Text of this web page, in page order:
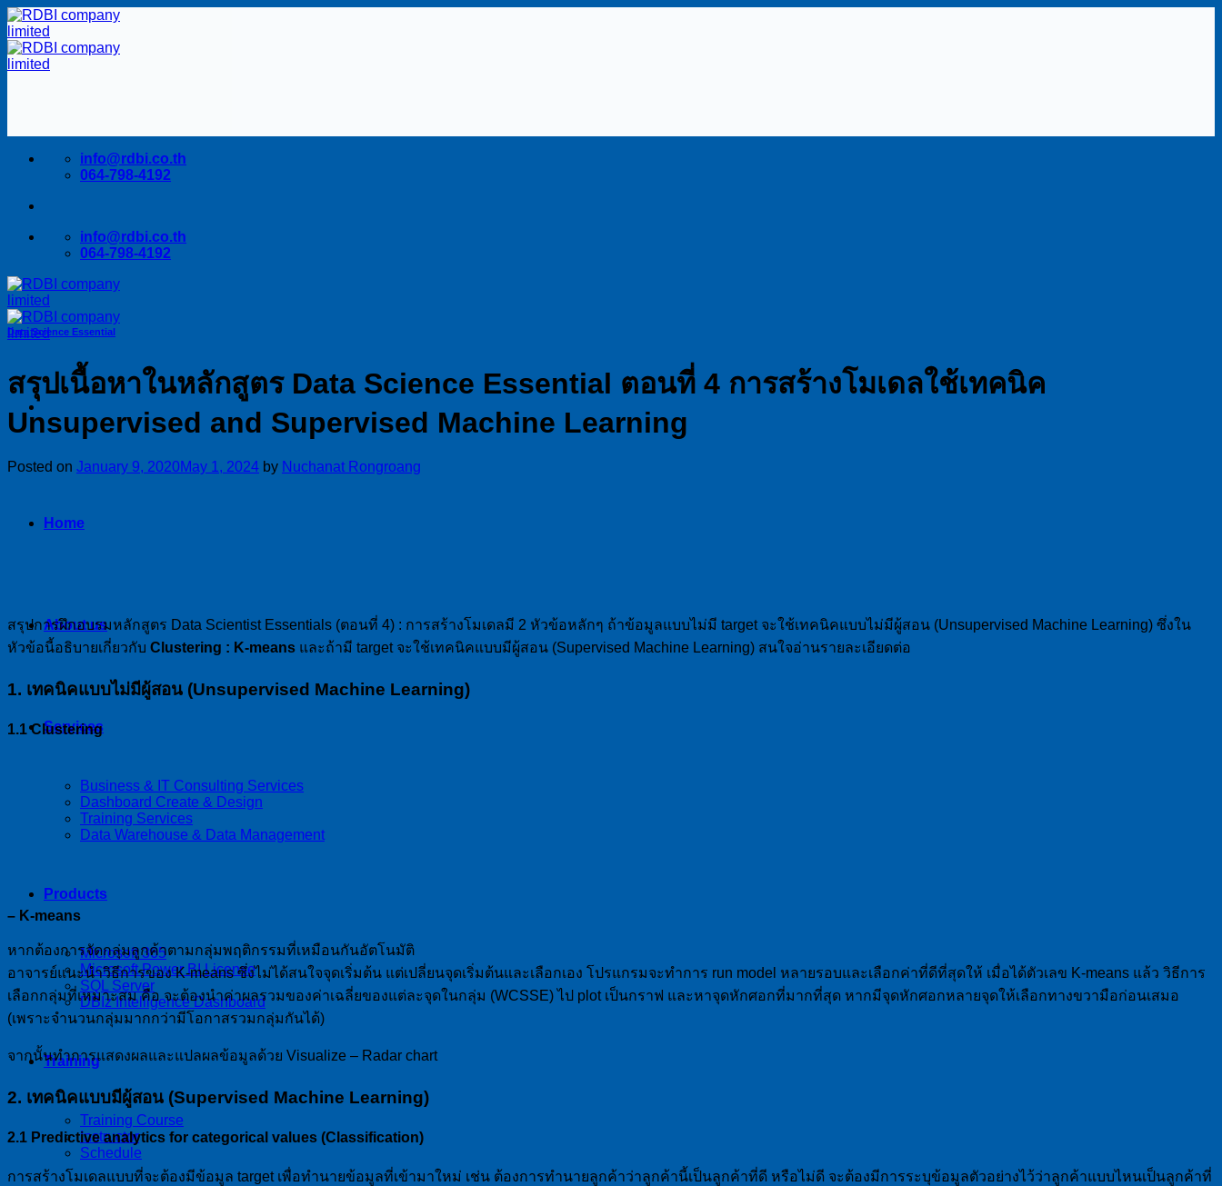
Skip
to
content
info@rdbi.co.th
064-798-4192
info@rdbi.co.th
064-798-4192
Home
About us
Services
Business & IT Consulting Services
Dashboard Create & Design
Training Services
Data Warehouse & Data Management
Products
Microsoft 365
Microsoft Power BI License
SQL Server
DBIz Intelligence Dashboard
Training
Training Course
Instructor
Schedule
Data Science Essential
สรุปเนื้อหาในหลักสูตร Data Science Essential ตอนที่ 4 การสร้างโมเดลใช้เทคนิค
Unsupervised and Supervised Machine Learning
Posted on January 9, 2020May 1, 2024 by Nuchanat Rongroang
สรุปการฝึกอบรมหลักสูตร Data Scientist Essentials (ตอนที่ 4) : การสร้างโมเดลมี 2 หัวข้อหลักๆ ถ้าข้อมูลแบบไม่มี target จะใช้เทคนิคแบบไม่มีผู้สอน (Unsupervised Machine Learning) ซึ่งใน
หัวข้อนี้อธิบายเกี่ยวกับ Clustering : K-means และถ้ามี target จะใช้เทคนิคแบบมีผู้สอน (Supervised Machine Learning) สนใจอ่านรายละเอียดต่อ
1. เทคนิคแบบไม่มีผู้สอน (Unsupervised Machine Learning)
1.1Clustering
– K-means
หากต้องการจัดกลุ่มลูกค้าตามกลุ่มพฤติกรรมที่เหมือนกันอัตโนมัติ
อาจารย์แนะนำวิธีการของ K-means ซึ่งไม่ได้สนใจจุดเริ่มต้น แต่เปลี่ยนจุดเริ่มต้นและเลือกเอง โปรแกรมจะทำการ run model หลายรอบและเลือกค่าที่ดีที่สุดให้ เมื่อได้ตัวเลข K-means แล้ว วิธีการ
เลือกกลุ่มที่เหมาะสม คือ จะต้องนำค่าผลรวมของค่าเฉลี่ยของแต่ละจุดในกลุ่ม (WCSSE) ไป plot เป็นกราฟ และหาจุดหักศอกที่มากที่สุด หากมีจุดหักศอกหลายจุดให้เลือกทางขวามือก่อนเสมอ
(เพราะจำนวนกลุ่มมากกว่ามีโอกาสรวมกลุ่มกันได้)
จากนั้นทำการแสดงผลและแปลผลข้อมูลด้วย Visualize – Radar chart
2. เทคนิคแบบมีผู้สอน (Supervised Machine Learning)
2.1 Predictive analytics for categorical values (Classification)
การสร้างโมเดลแบบที่จะต้องมีข้อมูล target เพื่อทำนายข้อมูลที่เข้ามาใหม่ เช่น ต้องการทำนายลูกค้าว่าลูกค้านี้เป็นลูกค้าที่ดี หรือไม่ดี จะต้องมีการระบุข้อมูลตัวอย่างไว้ว่าลูกค้าแบบไหนเป็นลูกค้าที่